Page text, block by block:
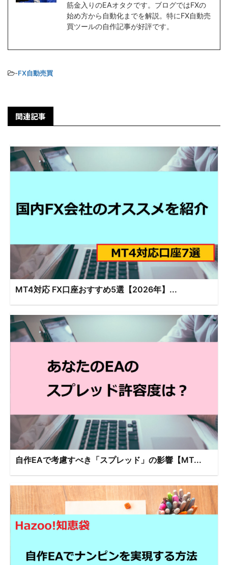
筋金入りのEAオタクです。ブログではFXの
始め方から自動化までを解説。特にFX自動売
買ツールの自作記事が好評です。
-FX自動売買
関連記事
MT4対応 FX口座おすすめ5選【2026年】...
自作EAで考慮すべき「スプレッド」の影響【MT...